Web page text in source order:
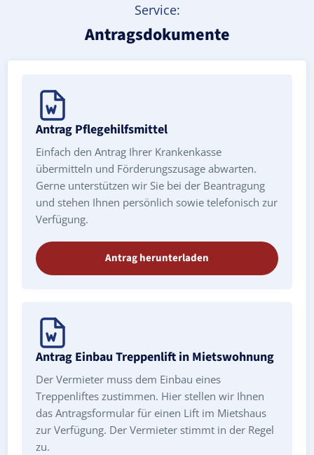
Service:
Antragsdokumente
Antrag Pflegehilfsmittel
Einfach den Antrag Ihrer Krankenkasse
übermitteln und Förderungszusage abwarten.
Gerne unterstützen wir Sie bei der Beantragung
und stehen Ihnen persönlich sowie telefonisch zur
Verfügung.
Antrag herunterladen
Antrag Einbau Treppenlift in Mietswohnung
Der Vermieter muss dem Einbau eines
Treppenliftes zustimmen. Hier stellen wir Ihnen
das Antragsformular für einen Lift im Mietshaus
zur Verfügung. Der Vermieter stimmt in der Regel
zu.